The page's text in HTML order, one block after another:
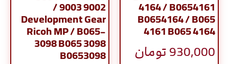
4164 / B0654161
B0654164 / B065
4161 B065 4164
930,000تومان
9002 9003 /
Development Gear
Ricoh MP / B065-
3098 B065 3098
B0653098